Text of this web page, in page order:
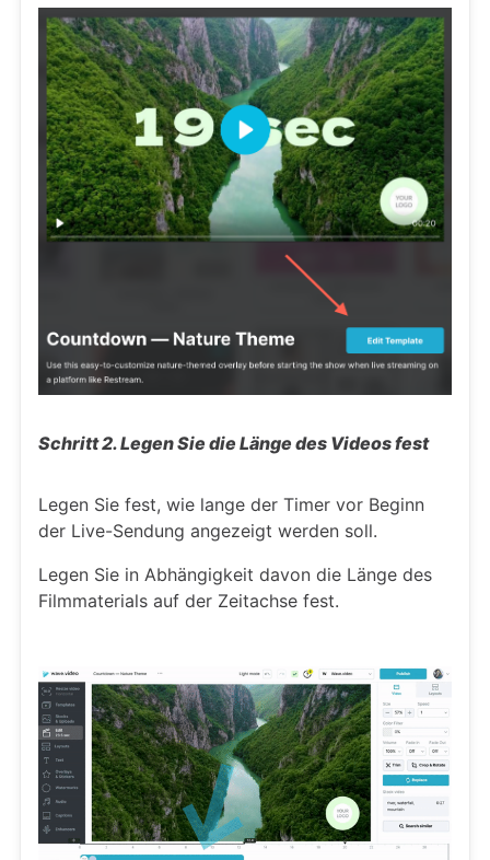
Schritt 2. Legen Sie die Länge des Videos fest
Legen Sie fest, wie lange der Timer vor Beginn
der Live-Sendung angezeigt werden soll.
Legen Sie in Abhängigkeit davon die Länge des
Filmmaterials auf der Zeitachse fest.